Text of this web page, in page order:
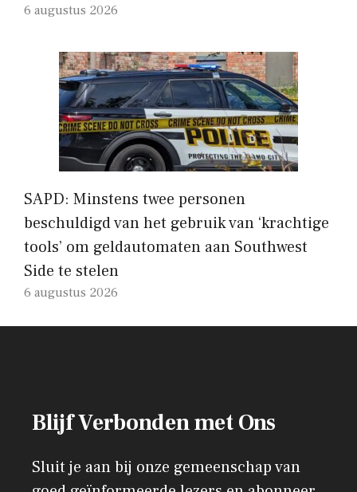
6 augustus 2026
SAPD: Minstens twee personen
beschuldigd van het gebruik van ‘krachtige
tools’ om geldautomaten aan Southwest
Side te stelen
6 augustus 2026
Blijf Verbonden met Ons
Sluit je aan bij onze gemeenschap van